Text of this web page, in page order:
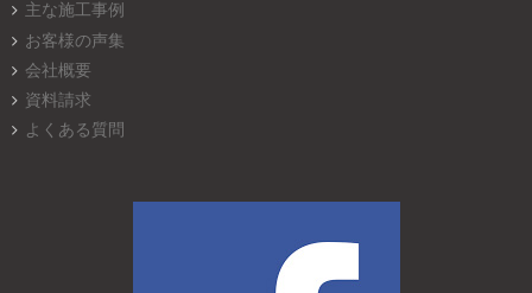
主な施工事例
お客様の声集
会社概要
資料請求
よくある質問